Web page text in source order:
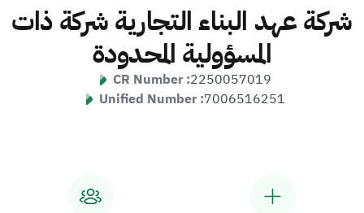
شركة عهد البناء التجارية شركة ذات
المسؤولية المحدودة
CR Number :2250057019
Unified Number :7006516251